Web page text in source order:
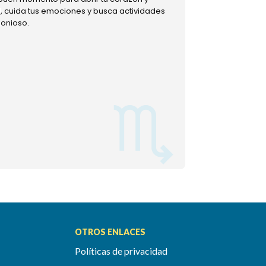
cuida tus emociones y busca actividades
OTROS ENLACES
Políticas de privacidad